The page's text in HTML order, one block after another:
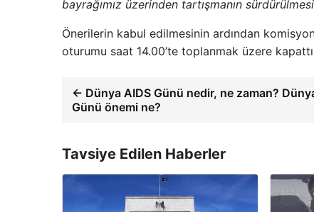
bayrağımız üzerinden tartışmanın
Önerilerin kabul edilmesinin ardından
oturumu saat 14.00’te toplanmak üzere
← Dünya AIDS Günü nedir, ne zaman?
Günü önemi ne?
Tavsiye Edilen Haberler